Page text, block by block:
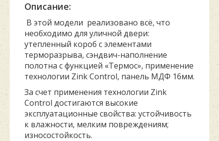
Описание:
В этой модели реализовано всё, что
необходимо для уличной двери:
утепленный короб с элементами
терморазрыва, сэндвич-наполнение
полотна с функцией «Термос», применение
технологии Zink Control, панель МДФ 16мм.
За счет применения технологии Zink
Control достигаются высокие
эксплуатационные свойства: устойчивость
к влажности, мелким повреждениям;
износостойкость.